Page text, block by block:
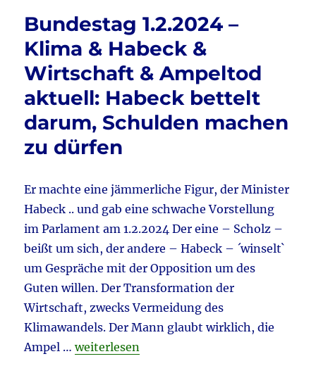
o
k
&
Wirtschaft
&
Haushalt
2024
&
AfD
&
„Das
…
Bundestag 1.2.2024 –
Klima & Habeck &
Wirtschaft & Ampeltod
aktuell: Habeck bettelt
darum, Schulden machen
zu dürfen
Er machte eine jämmerliche Figur, der Minister
Habeck .. und gab eine schwache Vorstellung
im Parlament am 1.2.2024 Der eine – Scholz –
beißt um sich, der andere – Habeck – ´winselt`
um Gespräche mit der Opposition um des
Guten willen. Der Transformation der
Wirtschaft, zwecks Vermeidung des
Klimawandels. Der Mann glaubt wirklich, die
Ampel …„Bundestag 1.2.2024 – Klima & Habeck
weiterlesen